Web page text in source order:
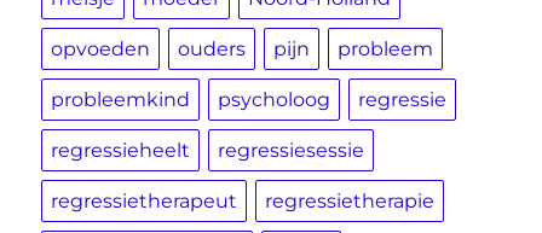
opvoeden ouders pijn probleem
probleemkind psycholoog regressie
regressieheelt regressiesessie
regressietherapeut regressietherapie